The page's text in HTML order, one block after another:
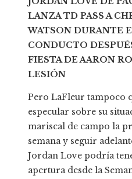
LANZA TD PASS A
WATSON DURANTE
CONDUCTO
FIESTA DE AARON
LESIÓN
Pero LaFleur tampoco
especular sobre su
mariscal de campo la
semana y seguir
Jordan Love podría
apertura desde la